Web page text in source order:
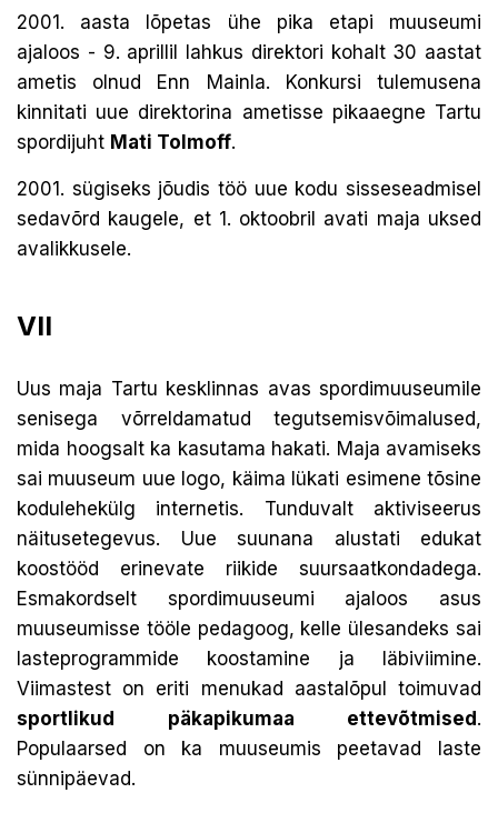
2001. aasta lõpetas ühe pika etapi muuseumi
ajaloos - 9. aprillil lahkus direktori kohalt 30 aastat
ametis olnud Enn Mainla. Konkursi tulemusena
kinnitati uue direktorina ametisse pikaaegne Tartu
spordijuht Mati Tolmoff.
2001. sügiseks jõudis töö uue kodu sisseseadmisel
sedavõrd kaugele, et 1. oktoobril avati maja uksed
avalikkusele.
VII
Uus maja Tartu kesklinnas avas spordimuuseumile
senisega võrreldamatud tegutsemisvõimalused,
mida hoogsalt ka kasutama hakati. Maja avamiseks
sai muuseum uue logo, käima lükati esimene tõsine
kodulehekülg internetis. Tunduvalt aktiviseerus
näitusetegevus. Uue suunana alustati edukat
koostööd erinevate riikide suursaatkondadega.
Esmakordselt spordimuuseumi ajaloos asus
muuseumisse tööle pedagoog, kelle ülesandeks sai
lasteprogrammide koostamine ja läbiviimine.
Viimastest on eriti menukad aastalõpul toimuvad
sportlikud päkapikumaa ettevõtmised .
Populaarsed on ka muuseumis peetavad laste
sünnipäevad.